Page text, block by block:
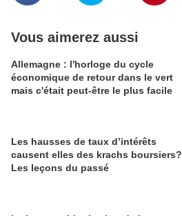
Vous aimerez aussi
Allemagne : l'horloge du cycle
économique de retour dans le vert
mais c'était peut-être le plus facile
Les hausses de taux d’intérêts
causent elles des krachs boursiers?
Les leçons du passé